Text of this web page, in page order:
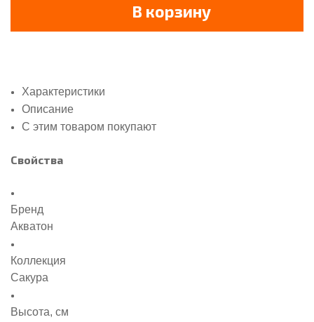
В корзину
Характеристики
Описание
С этим товаром покупают
Свойства
Бренд
Акватон
Коллекция
Сакура
Высота, см